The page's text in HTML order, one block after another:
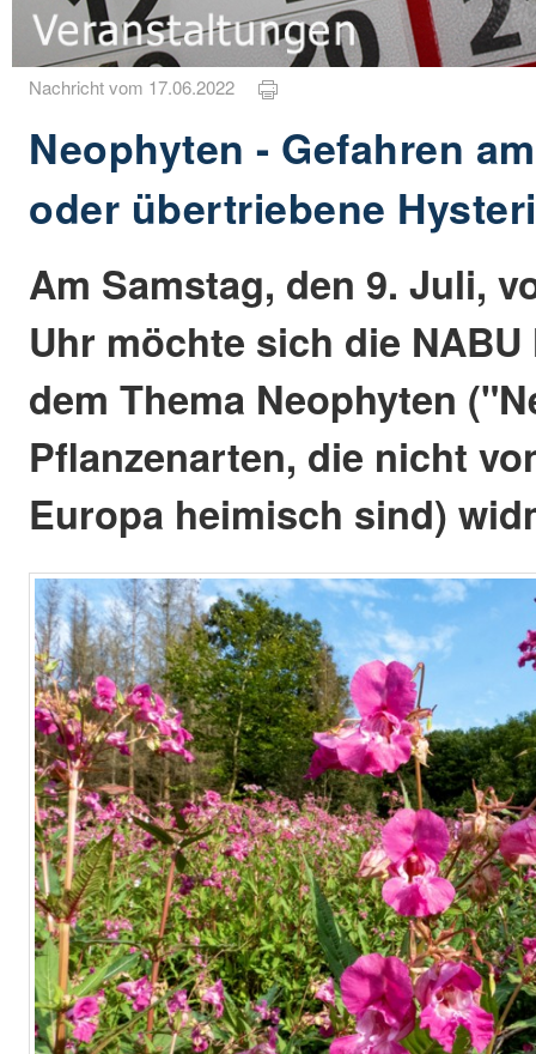
Nachricht vom 17.06.2022
Neophyten - Gefahren
oder übertriebene
Am Samstag, den 9. Juli,
Uhr möchte sich die
dem Thema Neophyten
Pflanzenarten, die nicht
Europa heimisch sind)